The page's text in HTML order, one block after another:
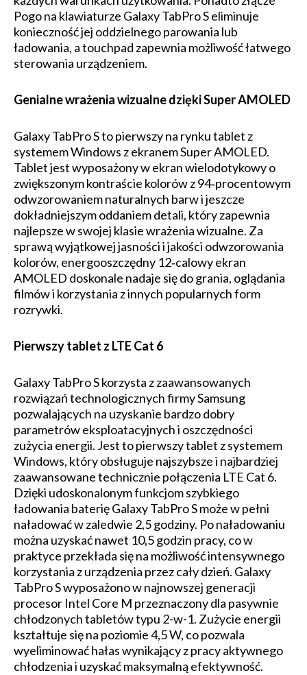
Pogo na klawiaturze Galaxy TabPro S eliminuje
konieczność jej oddzielnego parowania lub
ładowania, a touchpad zapewnia możliwość łatwego
sterowania urządzeniem.
Genialne wrażenia wizualne dzięki Super AMOLED
Galaxy TabPro S to pierwszy na rynku tablet z
systemem Windows z ekranem Super AMOLED.
Tablet jest wyposażony w ekran wielodotykowy o
zwiększonym kontraście kolorów z 94‑procentowym
odwzorowaniem naturalnych barw i jeszcze
dokładniejszym oddaniem detali, który zapewnia
najlepsze w swojej klasie wrażenia wizualne. Za
sprawą wyjątkowej jasności i jakości odwzorowania
kolorów, energooszczędny 12‑calowy ekran
AMOLED doskonale nadaje się do grania, oglądania
filmów i korzystania z innych popularnych form
rozrywki.
Pierwszy tablet z LTE Cat 6
Galaxy TabPro S korzysta z zaawansowanych
rozwiązań technologicznych firmy Samsung
pozwalających na uzyskanie bardzo dobry
parametrów eksploatacyjnych i oszczędności
zużycia energii. Jest to pierwszy tablet z systemem
Windows, który obsługuje najszybsze i najbardziej
zaawansowane technicznie połączenia LTE Cat 6.
Dzięki udoskonalonym funkcjom szybkiego
ładowania baterię Galaxy TabPro S może w pełni
naładować w zaledwie 2,5 godziny. Po naładowaniu
można uzyskać nawet 10,5 godzin pracy, co w
praktyce przekłada się na możliwość intensywnego
korzystania z urządzenia przez cały dzień. Galaxy
TabPro S wyposażono w najnowszej generacji
procesor Intel Core M przeznaczony dla pasywnie
chłodzonych tabletów typu 2-w-1. Zużycie energii
kształtuje się na poziomie 4,5 W, co pozwala
wyeliminować hałas wynikający z pracy aktywnego
chłodzenia i uzyskać maksymalną efektywność.